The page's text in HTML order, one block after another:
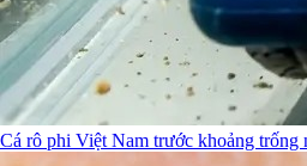
Cá rô phi Việt Nam trước khoảng trống